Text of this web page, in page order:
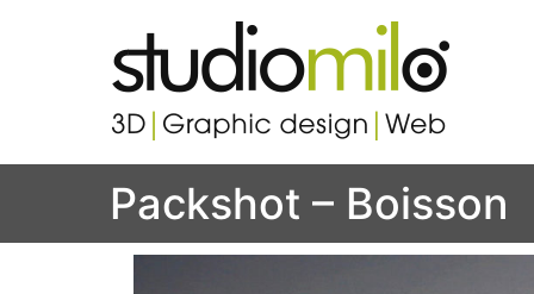
Votre
Packshot – Boisson